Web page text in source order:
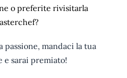
o preferite rivisitarla
passione, mandaci la tua
e sarai premiato!